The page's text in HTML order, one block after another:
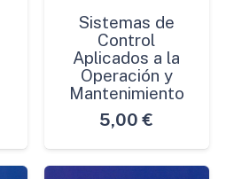
Sistemas de
Control
Aplicados a la
Operación y
Mantenimiento
5,00 €